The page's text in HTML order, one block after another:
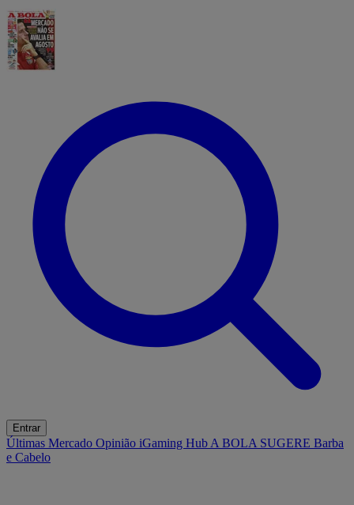
Entrar
Últimas Mercado Opinião iGaming Hub A BOLA SUGERE Barba
e Cabelo